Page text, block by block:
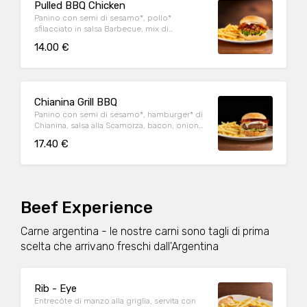
Pulled BBQ Chicken
Panino con semi di sesamo*, pollo*
sfilacciato in salsa Barbecue, mix di
insalata iceberg
14.00 €
Chianina Grill BBQ
Panino con semi di sesamo*, hamburger* di
Chianina, salsa alla Scamorza, bacon, onion
17.40 €
Beef Experience
Carne argentina - le nostre carni sono tagli di prima
scelta che arrivano freschi dall'Argentina
Rib - Eye
Entrecôte di manzo alla griglia, servita con